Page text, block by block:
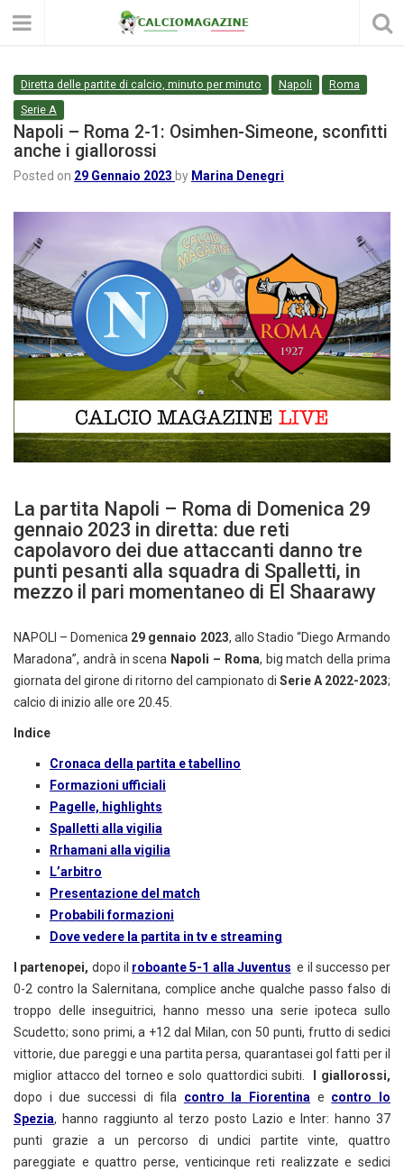
Diretta delle partite di calcio, minuto per minuto Napoli
Roma
Serie A
Napoli – Roma 2-1: Osimhen-Simeone, sconfitti
anche i giallorossi
Posted on 29 Gennaio 2023 by Marina Denegri
La partita Napoli – Roma di Domenica 29
gennaio 2023 in diretta: due reti
capolavoro dei due attaccanti danno tre
punti pesanti alla squadra di Spalletti, in
mezzo il pari momentaneo di El Shaarawy
NAPOLI – Domenica 29 gennaio 2023, allo Stadio “Diego Armando
Maradona”, andrà in scena Napoli – Roma, big match della prima
giornata del girone di ritorno del campionato di Serie A 2022-2023;
calcio di inizio alle ore 20.45.
Indice
Cronaca della partita e tabellino
Formazioni ufficiali
Pagelle, highlights
Spalletti alla vigilia
Rrhamani alla vigilia
L’arbitro
Presentazione del match
Probabili formazioni
Dove vedere la partita in tv e streaming
I partenopei, dopo il roboante 5-1 alla Juventus e il successo per
0-2 contro la Salernitana, complice anche qualche passo falso di
troppo delle inseguitrici, hanno messo una serie ipoteca sullo
Scudetto; sono primi, a +12 dal Milan, con 50 punti, frutto di sedici
vittorie, due pareggi e una partita persa, quarantasei gol fatti per il
miglior attacco del torneo e solo quattordici subiti.
I giallorossi,
dopo i due successi di fila contro la Fiorentina e contro lo
Spezia, hanno raggiunto al terzo posto Lazio e Inter: hanno 37
punti grazie a un percorso di undici partite vinte, quattro
pareggiate e quattro perse, venticinque reti realizzate e sedici